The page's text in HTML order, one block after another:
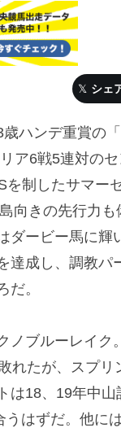
シェ
ハンデ重賞の
ア6戦5連対の
制したサマー
向きの先行力も
ダービー馬に輝
達成し、調教パ
だ。
ブルーレイク
れたが、スプリ
は18、19年中山
はずだ。他に